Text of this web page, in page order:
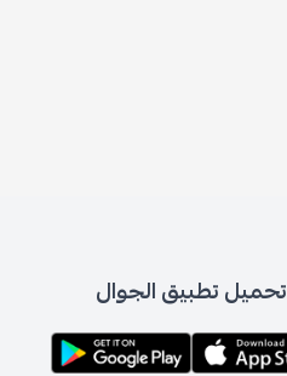
تحميل تطبيق الجوال